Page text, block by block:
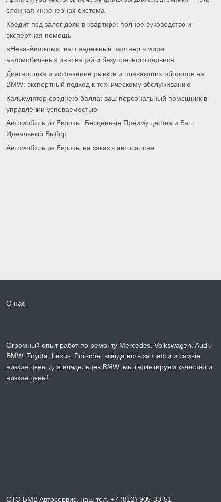
сложная инженерная система
Кредит под залог доли в квартире: полное руководство и
экспертная помощь
«Нева-Автоком»: ваш надежный партнер в мире
автомобильных инноваций и безупречного сервиса
Диагностика и устранение рывков и плавающих оборотов на
BMW: экспертный подход к техническому обслуживанию
Калькулятор среднего балла: ваш персональный помощник в
управлении успеваемостью
Автомобиль из Европы: Бесценные Преимущества и Ваш
Идеальный Выбор
Автомобиль из Европы на заказ в автосалоне
О нас
Огромный опыт работ по ремонту Mercedes, Volkswagen, Audi,
BMW, Toyota, Lexus, Porsche. всегда есть запчасти и самые
низкие цены для владельцев BMW, мы гарантируем качество и
низкие цены!
СТО БМВ Автосервис, наш тел. +7 (812) 905-33-51